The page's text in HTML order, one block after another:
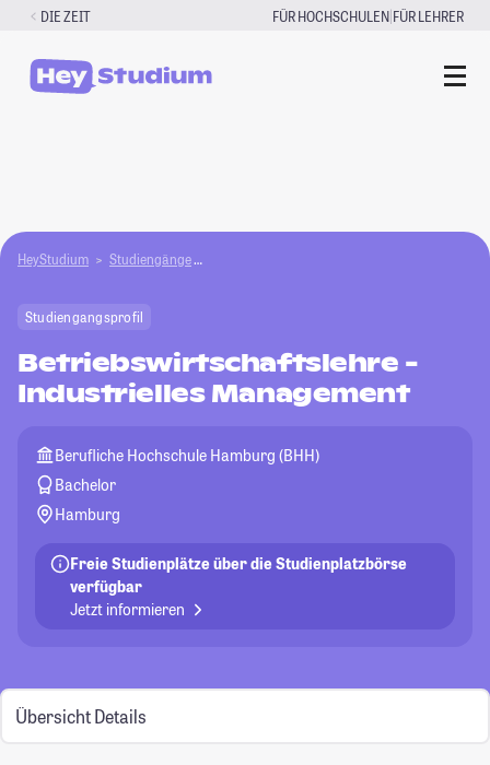
Zum
springen
DIE ZEIT FÜR HOCHSCHULEN|FÜR LEHRER
HeyStudium Studiengänge Betriebswirtschaftslehre - Industrielles
Studiengangsprofil
Betriebswirtschaftslehre -
Industrielles Management
Berufliche Hochschule Hamburg (BHH)
Bachelor
Hamburg
Freie Studienplätze über die Studienplatzbörse
verfügbar
Jetzt informieren
Übersicht Details